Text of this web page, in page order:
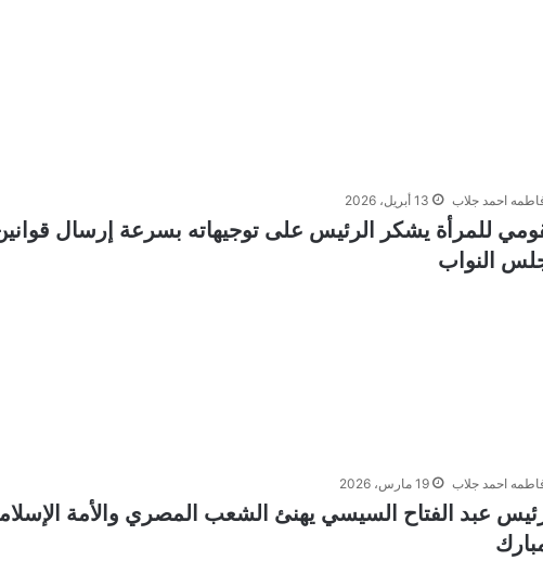
احمد جلاب 13 أبريل، 2026
للمرأة يشكر الرئيس على توجيهاته بسرعة إرسال
النواب
احمد جلاب 19 مارس، 2026
عبد الفتاح السيسي يهنئ الشعب المصري والأمة